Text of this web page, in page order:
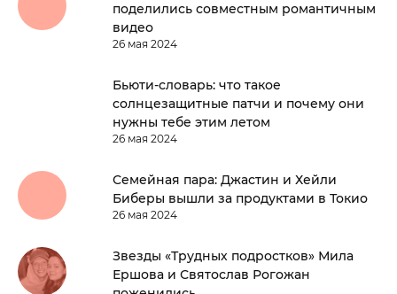
поделились совместным романтичным
видео
26 мая 2024
Бьюти-словарь: что такое
солнцезащитные патчи и почему они
нужны тебе этим летом
26 мая 2024
Семейная пара: Джастин и Хейли
Биберы вышли за продуктами в Токио
26 мая 2024
Звезды «Трудных подростков» Мила
Ершова и Святослав Рогожан